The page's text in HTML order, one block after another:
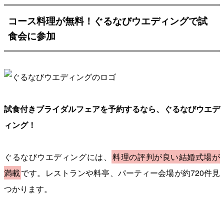
コース料理が無料！ぐるなびウエディングで試
食会に参加
試食付きブライダルフェアを予約するなら、ぐるなびウエデ
ィング！
ぐるなびウエディングには、 料理の評判が良い結婚式場が
満載です。レストランや料亭、パーティー会場が約720件見
つかります。